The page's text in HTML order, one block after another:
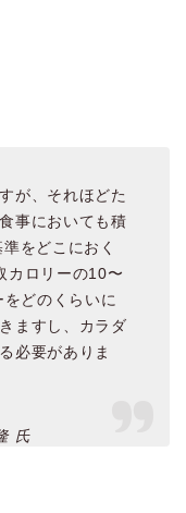
が、それほどた
事においても積
をどこにおく
カロリーの10〜
どのくらいに
ますし、カラダ
必要がありま
氏